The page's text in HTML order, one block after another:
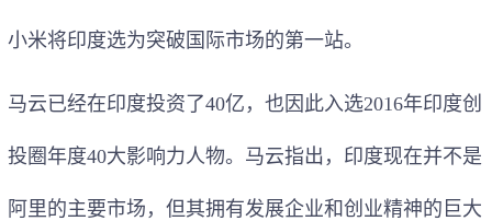
小米将印度选为突破国际市场的第一站。
马云已经在印度投资了40亿，也因此入选2016年印度创
投圈年度40大影响力人物。马云指出，印度现在并不是
阿里的主要市场，但其拥有发展企业和创业精神的巨大